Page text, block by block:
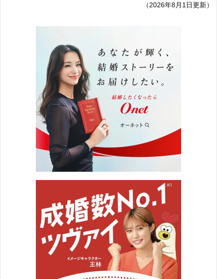
（2026年8月1日更新）